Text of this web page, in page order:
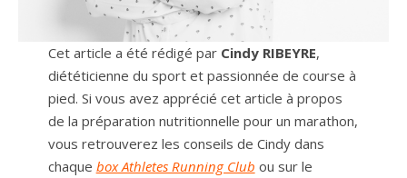
Cet article a été rédigé par Cindy RIBEYRE,
diététicienne du sport et passionnée de course à
pied. Si vous avez apprécié cet article à propos
de la préparation nutritionnelle pour un marathon,
vous retrouverez les conseils de Cindy dans
chaque box Athletes Running Club ou sur le